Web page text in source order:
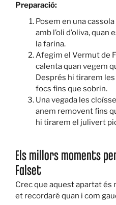
Preparació:
Posem en una
amb l’oli d’oliva,
la farina.
Afegim el Vermut de
calenta quan vegem
Després hi tirarem
focs fins que sobrin.
Una vegada les
anem removent fins
hi tirarem el julivert
Els millors moments
Falset
Crec que aquest apartat és
et recordaré quan i com